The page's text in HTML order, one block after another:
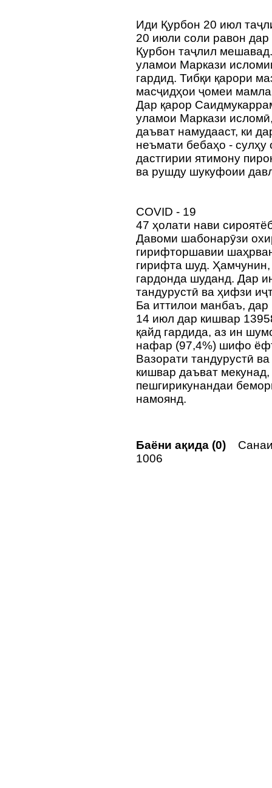
Иди Қурбон 20 июл
20 июли соли равон
Қурбон таҷлил
уламои Маркази
гардид. Тибқи қарори
масҷидҳои ҷомеи
Дар қарор
уламои Маркази
даъват намудааст, ки
неъмати бебаҳо -
дастгирии ятимону
ва рушду шукуфоии
COVID - 19
47 ҳолати нави
Давоми шабонарӯзи
гирифторшавии
гирифта шуд.
гардонда шуданд. Дар
тандурустӣ ва ҳифзи
Ба иттилои манбаъ, дар
14 июл дар кишвар
қайд гардида, аз ин
нафар (97,4%) шифо
Вазорати тандурустӣ
кишвар даъват
пешгирикунандаи
намоянд.
Баёни ақида (0)
1006